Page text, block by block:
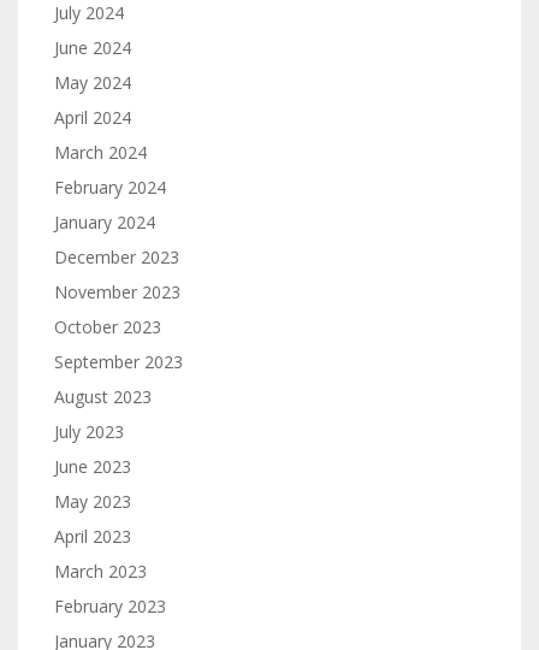
July 2024
June 2024
May 2024
April 2024
March 2024
February 2024
January 2024
December 2023
November 2023
October 2023
September 2023
August 2023
July 2023
June 2023
May 2023
April 2023
March 2023
February 2023
January 2023